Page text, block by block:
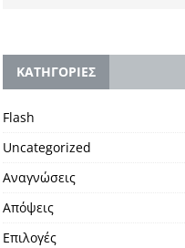
KΑΤΗΓΟΡΙΕΣ
Flash
Uncategorized
Αναγνώσεις
Απόψεις
Επιλογές